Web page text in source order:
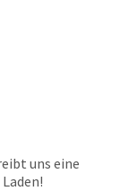
uns eine